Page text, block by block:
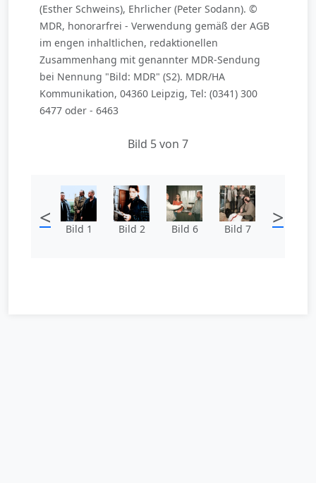
(Esther Schweins), Ehrlicher (Peter Sodann). ©
MDR, honorarfrei - Verwendung gemäß der AGB
im engen inhaltlichen, redaktionellen
Zusammenhang mit genannter MDR-Sendung
bei Nennung "Bild: MDR" (S2). MDR/HA
Kommunikation, 04360 Leipzig, Tel: (0341) 300
6477 oder - 6463
Bild 5 von 7
< Bild 1 Bild 2 Bild 6 Bild 7 >